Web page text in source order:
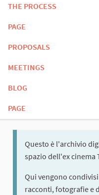
THE PROCESS
PAGE
PROPOSALS
MEETINGS
BLOG
PAGE
Questo è l'archivio
spazio dell'ex cinema
Qui vengono
racconti, fotografie e